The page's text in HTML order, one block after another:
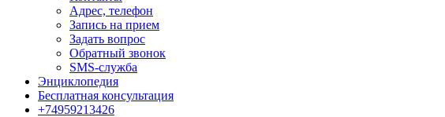
Адрес, телефон
Запись на прием
Задать вопрос
Обратный звонок
SMS-служба
Энциклопедия
Бесплатная консультация
+74959213426